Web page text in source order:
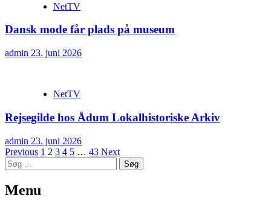
NetTV
Dansk mode får plads på museum
admin 23. juni 2026
NetTV
Rejsegilde hos Ådum Lokalhistoriske Arkiv
admin 23. juni 2026
Navigation
til
indlæg
Previous 1 2 3 4 5 … 43 Next
Søg
efter:
Menu